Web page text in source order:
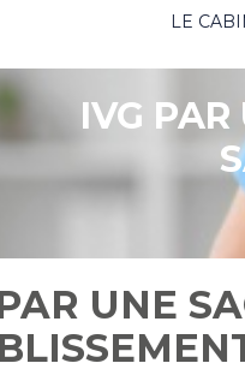
LE
IVG
UNE